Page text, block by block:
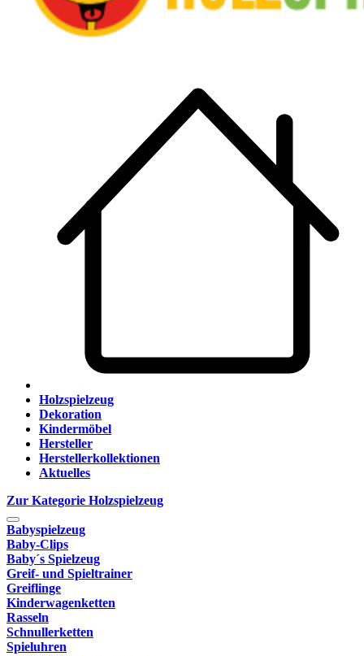
Holzspielzeug
Dekoration
Kindermöbel
Hersteller
Herstellerkollektionen
Aktuelles
Zur Kategorie Holzspielzeug
Babyspielzeug
Baby-Clips
Baby´s Spielzeug
Greif- und Spieltrainer
Greiflinge
Kinderwagenketten
Rasseln
Schnullerketten
Spieluhren